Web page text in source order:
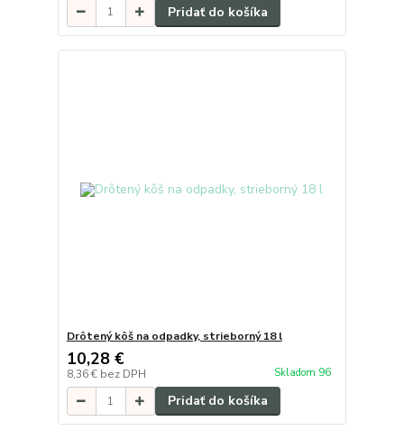
Pridať do košíka
Drôtený kôš na odpadky, strieborný 18 l
10,28 €
8,36 € bez DPH Skladom 96
Pridať do košíka